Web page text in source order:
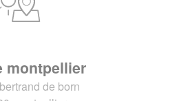
montpellier
de born